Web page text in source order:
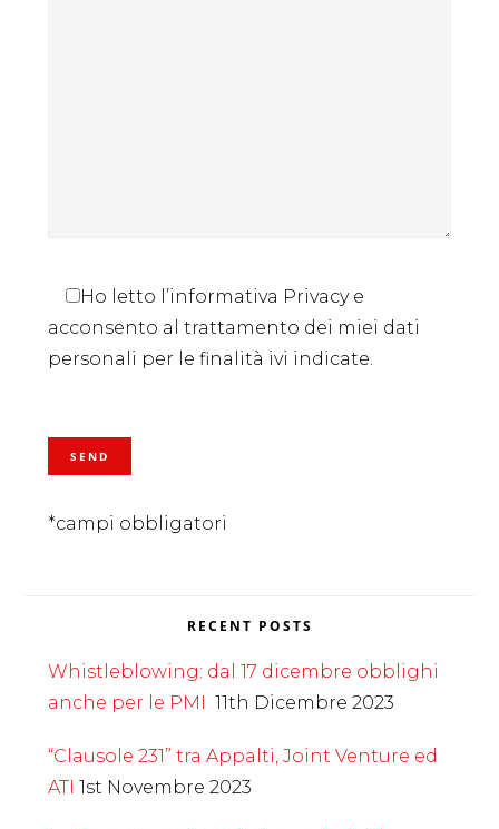
Ho letto l’informativa Privacy e
acconsento al trattamento dei miei dati
personali per le finalità ivi indicate.
*campi obbligatori
RECENT POSTS
Whistleblowing: dal 17 dicembre obblighi
anche per le PMI
11th Dicembre 2023
“Clausole 231” tra Appalti, Joint Venture ed
ATI 1st Novembre 2023